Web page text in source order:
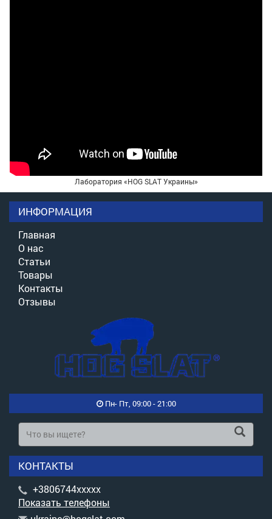
Лаборатория «HOG SLAT Украины»
ИНФОРМАЦИЯ
Главная
О нас
Статьи
Товары
Контакты
Отзывы
Пн- Пт, 09:00 - 21:00
КОНТАКТЫ
+3806744xxxxx
Показать телефоны